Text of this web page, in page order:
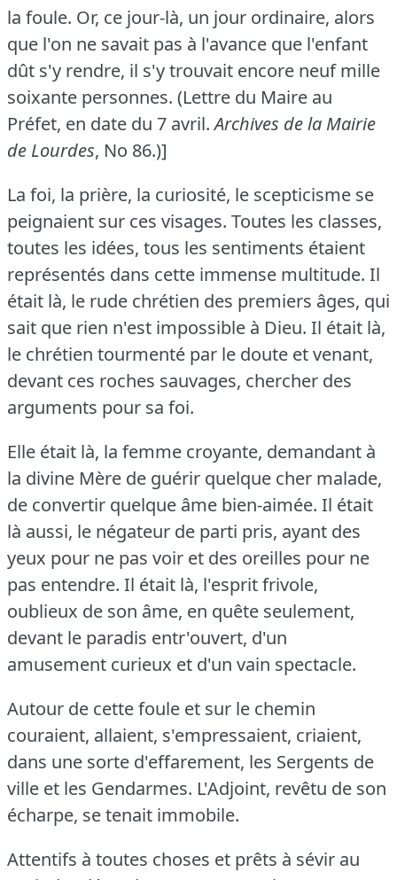
la foule. Or, ce jour-là, un jour ordinaire, alors
que l'on ne savait pas à l'avance que l'enfant
dût s'y rendre, il s'y trouvait encore neuf mille
soixante personnes. (Lettre du Maire au
Préfet, en date du 7 avril. Archives de la Mairie
de Lourdes, No 86.)]
La foi, la prière, la curiosité, le scepticisme se
peignaient sur ces visages. Toutes les classes,
toutes les idées, tous les sentiments étaient
représentés dans cette immense multitude. Il
était là, le rude chrétien des premiers âges, qui
sait que rien n'est impossible à Dieu. Il était là,
le chrétien tourmenté par le doute et venant,
devant ces roches sauvages, chercher des
arguments pour sa foi.
Elle était là, la femme croyante, demandant à
la divine Mère de guérir quelque cher malade,
de convertir quelque âme bien-aimée. Il était
là aussi, le négateur de parti pris, ayant des
yeux pour ne pas voir et des oreilles pour ne
pas entendre. Il était là, l'esprit frivole,
oublieux de son âme, en quête seulement,
devant le paradis entr'ouvert, d'un
amusement curieux et d'un vain spectacle.
Autour de cette foule et sur le chemin
couraient, allaient, s'empressaient, criaient,
dans une sorte d'effarement, les Sergents de
ville et les Gendarmes. L'Adjoint, revêtu de son
écharpe, se tenait immobile.
Attentifs à toutes choses et prêts à sévir au